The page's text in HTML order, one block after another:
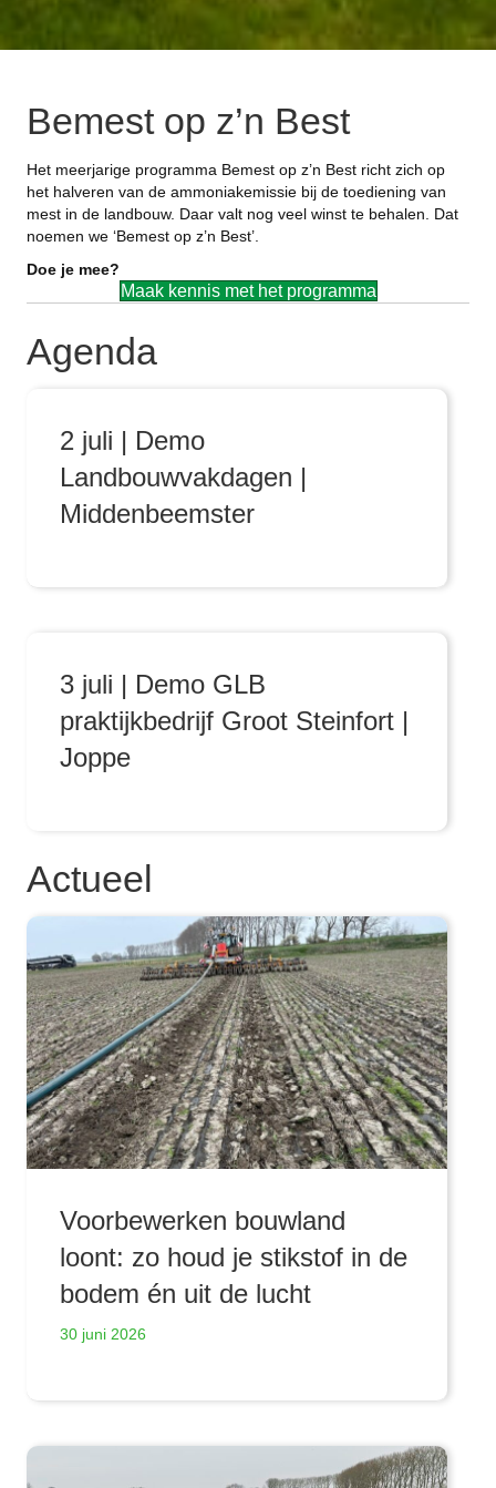
Bemest op z’n Best
Het meerjarige programma Bemest op z’n Best richt zich op
het halveren van de ammoniakemissie bij de toediening van
mest in de landbouw. Daar valt nog veel winst te behalen. Dat
noemen we ‘Bemest op z’n Best’.
Doe je mee?
Maak kennis met het programma
Agenda
2 juli | Demo
Landbouwvakdagen |
Middenbeemster
3 juli | Demo GLB
praktijkbedrijf Groot Steinfort |
Joppe
Actueel
Voorbewerken bouwland
loont: zo houd je stikstof in de
bodem én uit de lucht
30 juni 2026